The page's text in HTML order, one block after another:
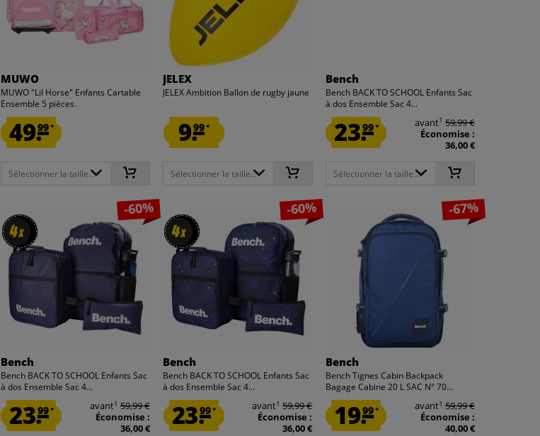
MUWO
MUWO "Lil Horse" Enfants Cartable
Ensemble 5 pièces.
49.99*
Sélectionner la taille...
JELEX
JELEX Ambition Ballon de rugby jaune
9.99*
Sélectionner la taille...
Bench
Bench BACK TO SCHOOL Enfants Sac
à dos Ensemble Sac 4...
23.99* avant1 59,99 €
Économise :
36,00 €
Sélectionner la taille...
4x
4x
-60%
Bench
Bench BACK TO SCHOOL Enfants Sac
à dos Ensemble Sac 4...
23.99* avant1 59,99 €
Économise :
36,00 €
4x
4x
-60%
Bench
Bench BACK TO SCHOOL Enfants Sac
à dos Ensemble Sac 4...
23.99* avant1 59,99 €
Économise :
36,00 €
-67%
Bench
Bench Tignes Cabin Backpack
Bagage Cabine 20 L SAC N° 70...
19.99* avant1 59,99 €
Économise :
40,00 €